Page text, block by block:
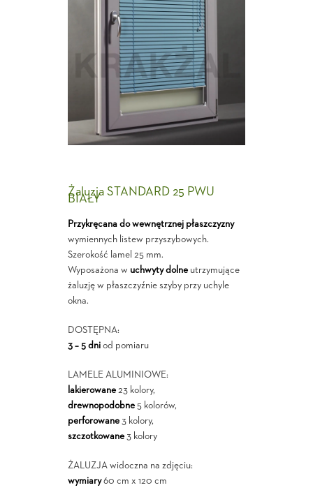
Żaluzja STANDARD 25 PWU
BIAŁY
Przykręcana do wewnętrznej płaszczyzny
wymiennych listew przyszybowych.
Szerokość lamel 25 mm.
Wyposażona w uchwyty dolneutrzymujące
żaluzję w płaszczyźnie szyby przy uchyle
okna.
DOSTĘPNA:
3 – 5 dniod pomiaru
LAMELE ALUMINIOWE:
lakierowane23 kolory,
drewnopodobne5 kolorów,
perforowane3 kolory,
szczotkowane3 kolory
ŻALUZJA widoczna na zdjęciu:
wymiary60 cm x 120 cm